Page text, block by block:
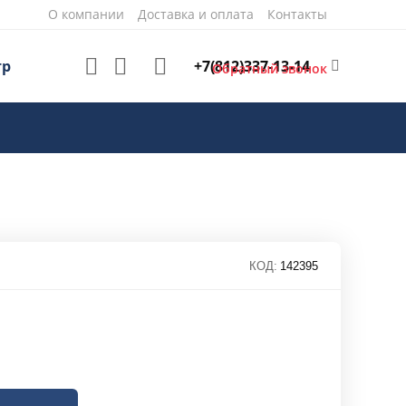
О компании Доставка и оплата Контакты
+7(812)337-13-14
Обратный звонок
КОД: 142395